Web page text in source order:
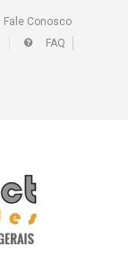
Fale Conosco
FAQ